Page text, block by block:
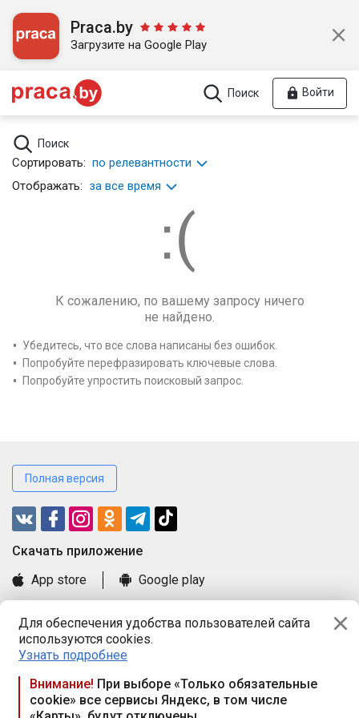
Для обеспечения удобства пользователей сайта
используются cookies.
Узнать подробнее
Внимание! При выборе «Только обязательные
cookie» все сервисы Яндекс, в том числе
Praca.by
Загрузите на Google Play
Поиск Войти
Поиск
Сортировать: по релевантности
Отображать: за все время
К сожалению, по вашему запросу ничего
не найдено.
Убедитесь, что все слова написаны без ошибок.
Попробуйте перефразировать ключевые слова.
Попробуйте упростить поисковый запрос.
Полная версия
Cкачать приложение
App store
Google play
Книга замечаний и предложений
Правила и документы
Praca.by © 2000—2026, ООО «ПРАЦА БАЙ»
Республика Беларусь, 220114, г. Минск, пр-т Независимости
117а, пом. № 9.